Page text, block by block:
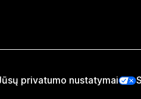
privatumo nustatymai